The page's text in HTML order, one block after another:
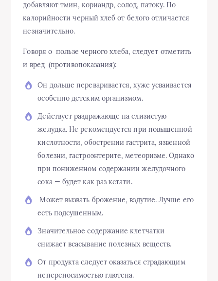
добавляют тмин, кориандр, солод, патоку. По
калорийности черный хлеб от белого отличается
незначительно.
Говоря о пользе черного хлеба, следует отметить
и вред (противопоказания):
Он дольше переваривается, хуже усваивается
особенно детским организмом.
Действует раздражающе на слизистую
желудка. Не рекомендуется при повышенной
кислотности, обострении гастрита, язвенной
болезни, гастроэнтерите, метеоризме. Однако
при пониженном содержании желудочного
сока — будет как раз кстати.
Может вызвать брожение, вздутие. Лучше его
есть подсушенным.
Значительное содержание клетчатки
снижает всасывание полезных веществ.
От продукта следует оказаться страдающим
непереносимостью глютена.